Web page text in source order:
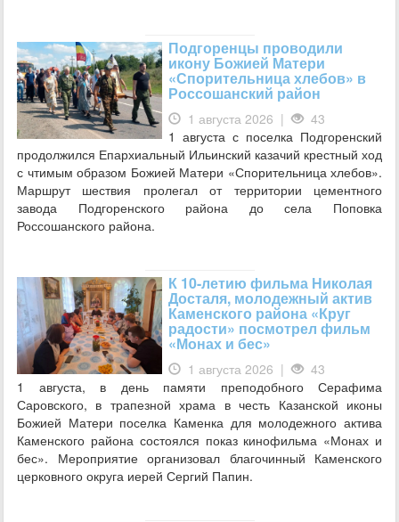
Подгоренцы проводили
икону Божией Матери
«Спорительница хлебов» в
Россошанский район
1 августа 2026 |
43
1 августа с поселка Подгоренский
продолжился Епархиальный Ильинский казачий крестный ход
с чтимым образом Божией Матери «Спорительница хлебов».
Маршрут шествия пролегал от территории цементного
завода Подгоренского района до села Поповка
Россошанского района.
К 10-летию фильма Николая
Досталя, молодежный актив
Каменского района «Круг
радости» посмотрел фильм
«Монах и бес»
1 августа 2026 |
43
1 августа, в день памяти преподобного Серафима
Саровского, в трапезной храма в честь Казанской иконы
Божией Матери поселка Каменка для молодежного актива
Каменского района состоялся показ кинофильма «Монах и
бес». Мероприятие организовал благочинный Каменского
церковного округа иерей Сергий Папин.